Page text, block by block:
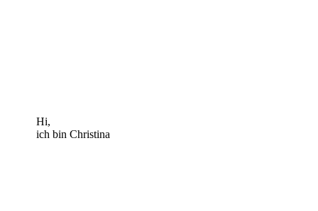
Hi,
ich bin Christina